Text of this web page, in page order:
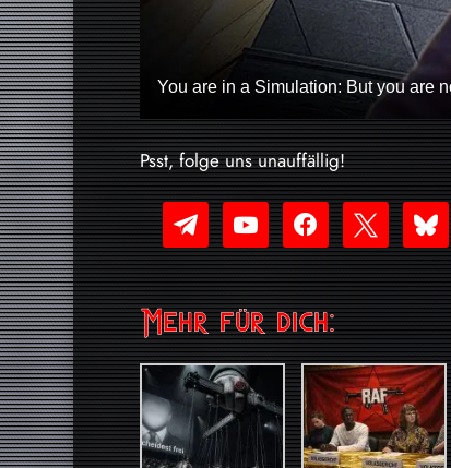
You are in a Simulation: But you are
Psst, folge uns unauffällig!
telegramyoutube-
play
facebookx
Mehr für dich: